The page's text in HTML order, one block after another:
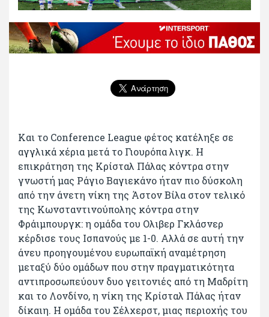
Και το Conference League φέτος κατέληξε σε
αγγλικά χέρια μετά το Γιουρόπα λιγκ. Η
επικράτηση της Κρίσταλ Πάλας κόντρα στην
γνωστή μας Ράγιο Βαγιεκάνο ήταν πιο δύσκολη
από την άνετη νίκη της Άστον Βίλα στον τελικό
της Κωνσταντινούπολης κόντρα στην
Φράιμπουργκ: η ομάδα του Ολιβερ Γκλάσνερ
κέρδισε τους Ισπανούς με 1-0. Αλλά σε αυτή την
άνευ προηγουμένου ευρωπαϊκή αναμέτρηση
μεταξύ δύο ομάδων που στην πραγματικότητα
αντιπροσωπεύουν δυο γειτονιές από τη Μαδρίτη
και το Λονδίνο, η νίκη της Κρίσταλ Πάλας ήταν
δίκαιη. Η ομάδα του Σέλχερστ, μιας περιοχής του